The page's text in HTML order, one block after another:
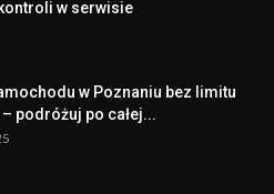
w serwisie
w Poznaniu bez limitu
podróżuj po całej...